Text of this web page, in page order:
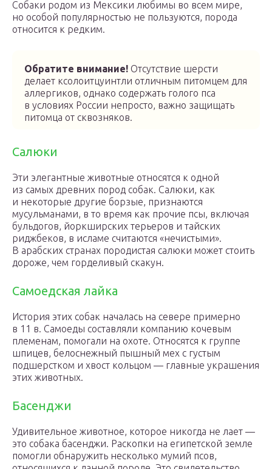
Собаки родом из Мексики любимы во всем мире,
но особой популярностью не пользуются, порода
относится к редким.
Обратите внимание! Отсутствие шерсти
делает ксолоитцуинтли отличным питомцем для
аллергиков, однако содержать голого пса
в условиях России непросто, важно защищать
питомца от сквозняков.
Салюки
Эти элегантные животные относятся к одной
из самых древних пород собак. Салюки, как
и некоторые другие борзые, признаются
мусульманами, в то время как прочие псы, включая
бульдогов, йоркширских терьеров и тайских
риджбеков, в исламе считаются «нечистыми».
В арабских странах породистая салюки может стоить
дороже, чем горделивый скакун.
Самоедская лайка
История этих собак началась на севере примерно
в 11 в. Самоеды составляли компанию кочевым
племенам, помогали на охоте. Относятся к группе
шпицев, белоснежный пышный мех с густым
подшерстком и хвост кольцом — главные украшения
этих животных.
Басенджи
Удивительное животное, которое никогда не лает —
это собака басенджи. Раскопки на египетской земле
помогли обнаружить несколько мумий псов,